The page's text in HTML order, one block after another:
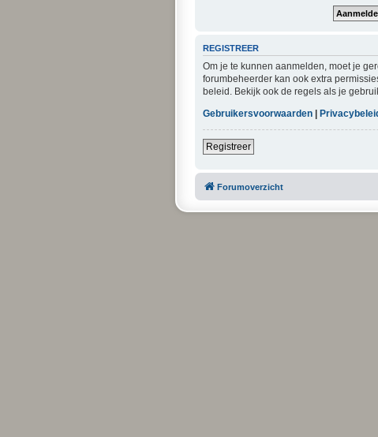
REGISTREER
Om je te kunnen aanmelden, moet je
forumbeheerder kan ook extra
beleid. Bekijk ook de regels als je
Gebruikersvoorwaarden
Registreer
Forumoverzicht